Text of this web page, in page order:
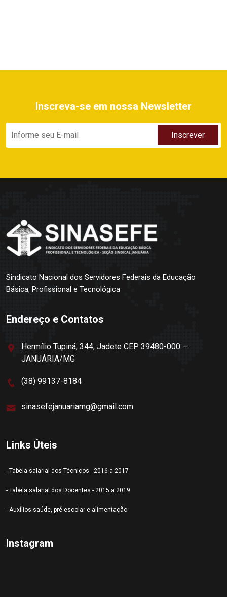
Inscreva-se em nossa Newsletter
Sindicato Nacional dos Servidores Federais da Educação
Básica, Profissional e Tecnológica
Endereço e Contatos
Hermílio Tupiná, 344, Jadete CEP 39480-000 –
JANUÁRIA/MG
(38) 99137-8184
sinasefejanuariamg@gmail.com
Links Úteis
- Tabela salarial dos Técnicos - 2016 a 2017
- Tabela salarial dos Docentes - 2015 a 2019
- Auxílios saúde, pré-escolar e alimentação
Instagram